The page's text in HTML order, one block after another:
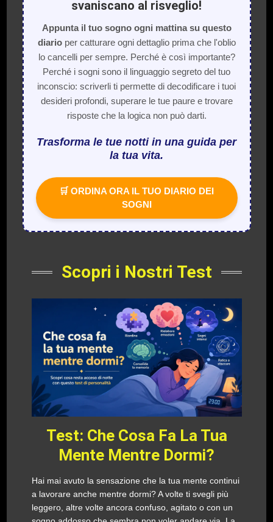
svaniscano al risveglio!
Appunta il tuo sogno ogni mattina su questo
diarioper catturare ogni dettaglio prima che l'oblio
lo cancelli per sempre. Perché è così importante?
Perché i sogni sono il linguaggio segreto del tuo
inconscio: scriverli ti permette di decodificare i tuoi
desideri profondi, superare le tue paure e trovare
risposte che la logica non può darti.
Trasforma le tue notti in una guida per
la tua vita.
🛒 ORDINA ORA IL TUO DIARIO DEI
SOGNI
Scopri i Nostri Test
Test: Che Cosa Fa La Tua
Mente Mentre Dormi?
Hai mai avuto la sensazione che la tua mente continui
a lavorare anche mentre dormi? A volte ti svegli più
leggero, altre volte ancora confuso, agitato o con un